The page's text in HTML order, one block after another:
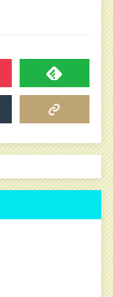
FEEDLY